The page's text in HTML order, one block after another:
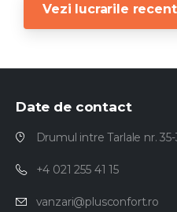
Vezi lucrarile
Date de contact
Drumul intre Tarlale nr.
+4 021 255 41 15
vanzari@plusconfort.ro